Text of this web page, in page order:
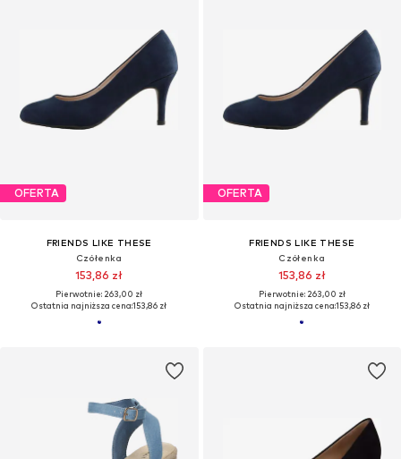
OFERTA
FRIENDS LIKE THESE
Czółenka
153,86 zł
Pierwotnie: 263,00 zł
Ostatnia najniższa cena:153,86 zł
OFERTA
FRIENDS LIKE THESE
Czółenka
153,86 zł
Pierwotnie: 263,00 zł
Ostatnia najniższa cena:153,86 zł